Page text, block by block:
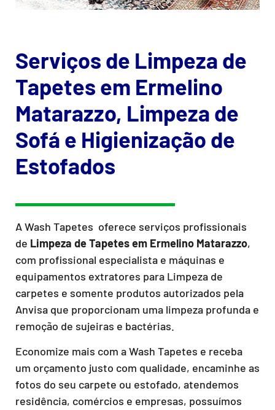
Serviços de Limpeza de
Tapetes em Ermelino
Matarazzo, Limpeza de
Sofá e Higienização de
Estofados
A Wash Tapetes oferece serviços profissionais
de Limpeza de Tapetesem Ermelino Matarazzo,
com profissional especialista e máquinas e
equipamentos extratores para Limpeza de
carpetes e somente produtos autorizados pela
Anvisa que proporcionam uma limpeza profunda e
remoção de sujeiras e bactérias.
Economize mais com a Wash Tapetes e receba
um orçamento justo com qualidade, encaminhe as
fotos do seu carpete ou estofado, atendemos
residência, comércios e empresas, possuímos